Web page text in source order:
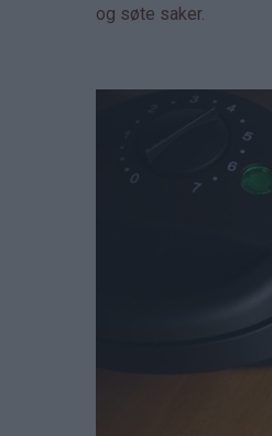
og søte saker.